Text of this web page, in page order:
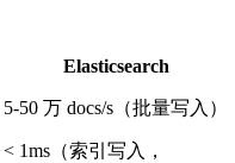
Elasticsearch
5-50 万 docs/s（批量写入）
< 1ms（索引写入，